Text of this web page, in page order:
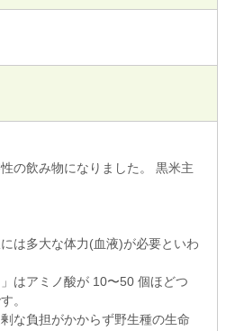
の飲み物になりました。 黒米主
は多大な体力(血液)が必要といわ
はアミノ酸が 10〜50 個ほどつ
。
な負担がかからず野生種の生命